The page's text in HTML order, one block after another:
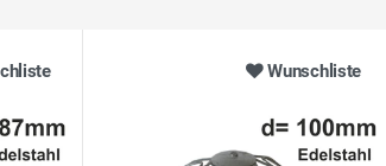
Wunschliste